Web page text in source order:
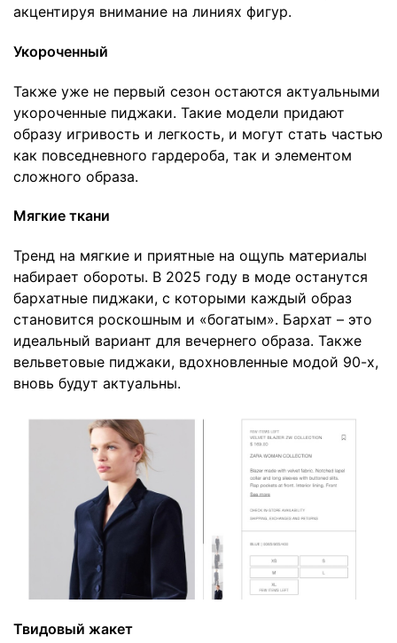
акцентируя внимание на линиях фигур.
Укороченный
Также уже не первый сезон остаются актуальными
укороченные пиджаки. Такие модели придают
образу игривость и легкость, и могут стать частью
как повседневного гардероба, так и элементом
сложного образа.
Мягкие ткани
Тренд на мягкие и приятные на ощупь материалы
набирает обороты. В 2025 году в моде останутся
бархатные пиджаки, с которыми каждый образ
становится роскошным и «богатым». Бархат – это
идеальный вариант для вечернего образа. Также
вельветовые пиджаки, вдохновленные модой 90-х,
вновь будут актуальны.
Твидовый жакет